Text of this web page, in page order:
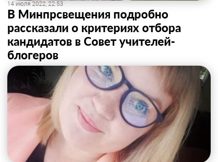
14 июля 2022, 22:53
В Минпрсвещения подробно
рассказали о критериях отбора
кандидатов в Совет учителей-
блогеров